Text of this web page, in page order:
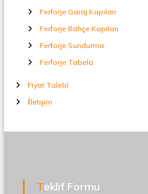
Ferforje Garaj Kapıları
Ferforje Bahçe Kapıları
Ferforje Sundurma
Ferforje Tabela
Fiyat Talebi
İletişim
Teklif Formu